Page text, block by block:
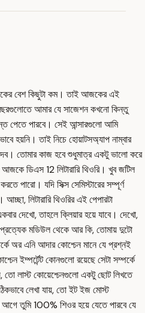
বেশ কিছুটা কম। তাই আজকের এই
আমার যে সাজেশন কখনো কিন্তু
পেতে পারবে। সেই আন্সারগুলো আমি
হয়নি। তাই নিচে হোয়াটসঅ্যাপ নাম্বার
তোমার কাজ হবে শুধুমাত্র একটু ভালো করে
ডিএস 12 লিটারারি থিওরি। খুব জটিল
পারো। যদি সিক্স সেমিস্টারের সম্পূর্ণ
লিটারারি থিওরির এই পেপারটা
দেখো, তাহলে ক্লিয়ার হয়ে যাবে। দেখো,
প্রত্যেক মডিউল থেকে আর কি, তোমায় দুটো
অর এনি আদার কোশ্চেন মানে যে প্রশ্নই
ইম্পর্টেন্ট কোনগুলো রয়েছে সেটা সম্পর্কে
তো লাস্ট কোয়েশ্চেনগুলো একটু ছোট লিখতে
লেখা যায়, তো ইট ইজ মোস্ট
আগে তুমি 100% শিওর হয়ে যেতে পারবে যে